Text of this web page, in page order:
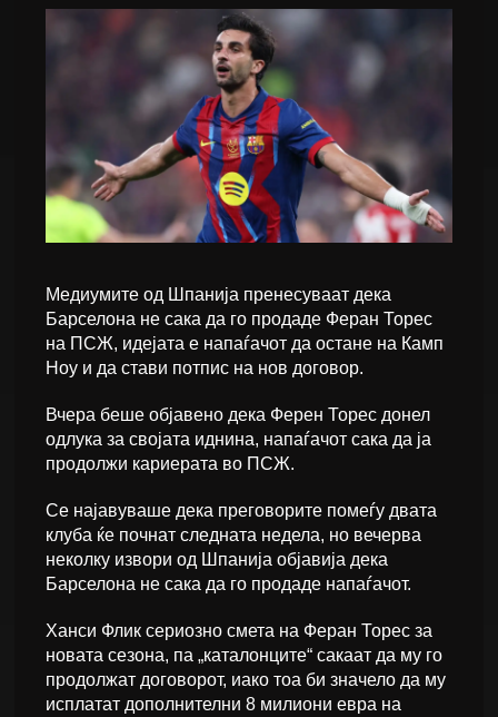
Медиумите од Шпанија пренесуваат дека
Барселона не сака да го продаде Феран Торес
на ПСЖ, идејата е напаѓачот да остане на Камп
Ноу и да стави потпис на нов договор.
Вчера беше објавено дека Ферен Торес донел
одлука за својата иднина, напаѓачот сака да ја
продолжи кариерата во ПСЖ.
Се најавуваше дека преговорите помеѓу двата
клуба ќе почнат следната недела, но вечерва
неколку извори од Шпанија објавија дека
Барселона не сака да го продаде напаѓачот.
Ханси Флик сериозно смета на Феран Торес за
новата сезона, па „каталонците“ сакаат да му го
продолжат договорот, иако тоа би значело да му
исплатат дополнителни 8 милиони евра на